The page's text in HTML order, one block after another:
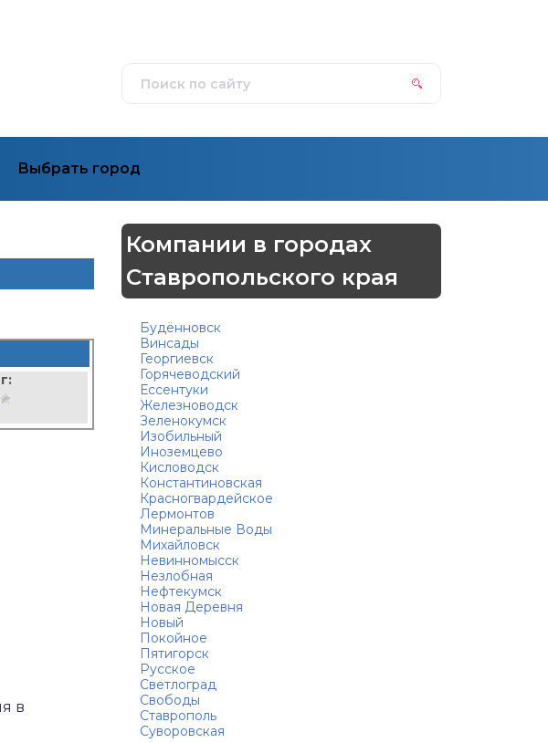
Выбрать город
в
Компании в городах
Ставропольского края
Будённовск
Винсады
Георгиевск
Горячеводский
Ессентуки
Железноводск
Зеленокумск
Изобильный
Иноземцево
Кисловодск
Константиновская
Красногвардейское
Лермонтов
Минеральные Воды
Михайловск
Невинномысск
Незлобная
Нефтекумск
Новая Деревня
Новый
Покойное
Пятигорск
Русское
Светлоград
Свободы
Ставрополь
Суворовская